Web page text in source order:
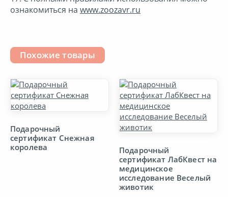
ознакомиться на www.zoozavr.ru
Похожие товары
Подарочный
сертификат Снежная
королева
Подарочный
сертификат ЛабКвест на
медицинское
исследование Веселый
животик